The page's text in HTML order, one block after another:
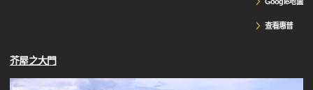
查看惠普
芥屋之大門